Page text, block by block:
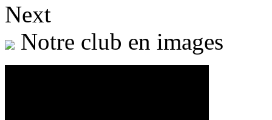
Next
Notre club en images